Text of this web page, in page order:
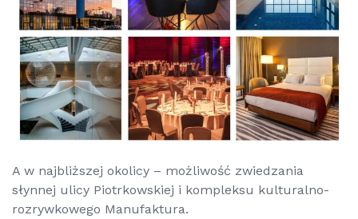
A w najbliższej okolicy – możliwość zwiedzania
słynnej ulicy Piotrkowskiej i kompleksu kulturalno-
rozrywkowego Manufaktura.